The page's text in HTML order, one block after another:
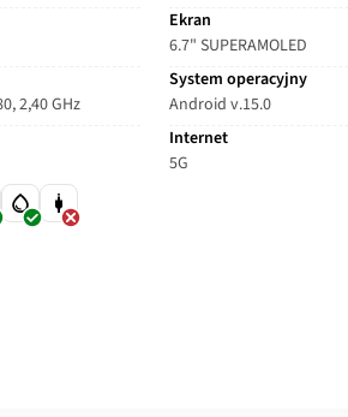
2,40 GHz
Ekran
6.7" SUPERAMOLED
System operacyjny
Android v.15.0
Internet
5G